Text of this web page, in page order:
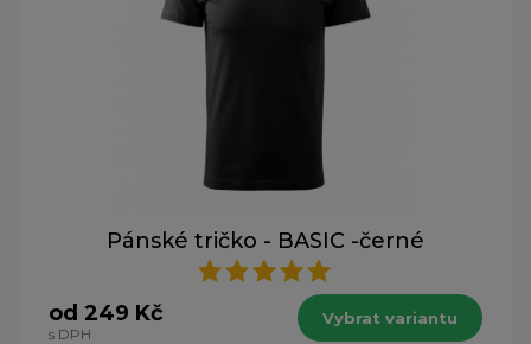
Pánské tričko - BASIC -černé
od 249 Kč
s DPH
Vybrat variantu